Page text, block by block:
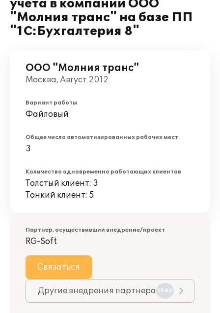
учета в компании ООО
"Молния транс" на базе ПП
"1С:Бухгалтерия 8"
ООО "Молния транс"
Москва, Август 2012
Вариант работы
Файловый
Общее число автоматизированных рабочих мест
3
Количество одновременно работающих клиентов
Толстый клиент: 3
Тонкий клиент: 5
Партнер, осуществивший внедрение/проект
RG-Soft
Связаться
Другие внедрения партнера 1940